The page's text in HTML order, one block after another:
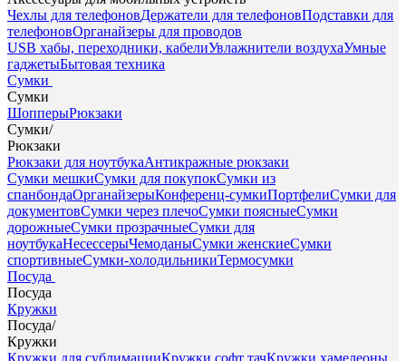
Чехлы для телефоновДержатели для телефоновПодставки для
телефоновОрганайзеры для проводов
USB хабы, переходники, кабелиУвлажнители воздухаУмные
гаджетыБытовая техника
Сумки
Сумки
ШопперыРюкзаки
Сумки/
Рюкзаки
Рюкзаки для ноутбукаАнтикражные рюкзаки
Сумки мешкиСумки для покупокСумки из
спанбондаОрганайзерыКонференц-сумкиПортфелиСумки для
документовСумки через плечоСумки поясныеСумки
дорожныеСумки прозрачныеСумки для
ноутбукаНесессерыЧемоданыСумки женскиеСумки
спортивныеСумки-холодильникиТермосумки
Посуда
Посуда
Кружки
Посуда/
Кружки
Кружки для сублимацииКружки софт тачКружки хамелеоны